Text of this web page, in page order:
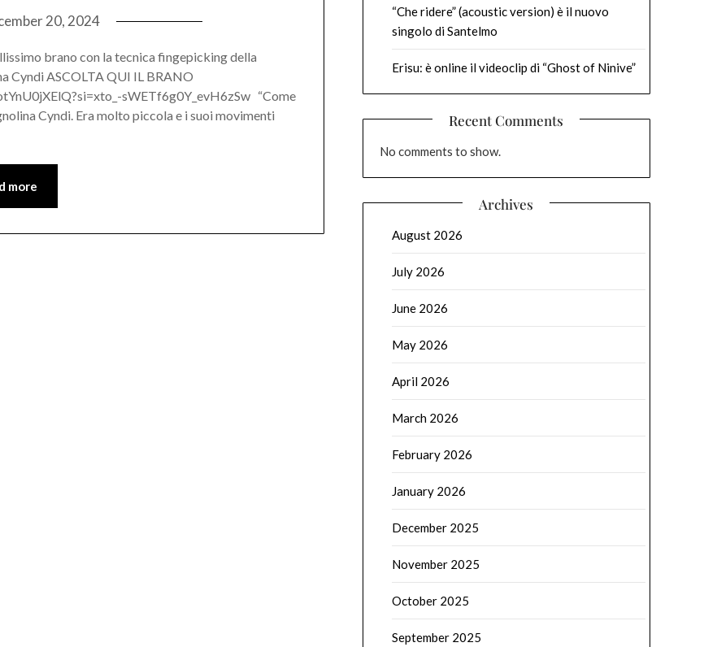
20, 2024
brano con la tecnica fingepicking della
Cyndi ASCOLTA QUI IL BRANO
sWETf6g0Y_evH6zSw “Come
Cyndi. Era molto piccola e i suoi movimenti
more
“Che ridere” (acoustic version) è il nuovo
singolo di Santelmo
Erisu: è online il videoclip di “Ghost of Ninive”
Recent Comments
No comments to show.
Archives
August 2026
July 2026
June 2026
May 2026
April 2026
March 2026
February 2026
January 2026
December 2025
November 2025
October 2025
September 2025